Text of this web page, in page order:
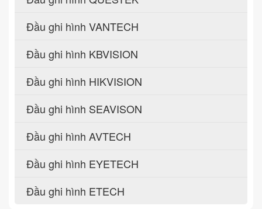
Đầu ghi hình VANTECH
Đầu ghi hình KBVISION
Đầu ghi hình HIKVISION
Đầu ghi hình SEAVISON
Đầu ghi hình AVTECH
Đầu ghi hình EYETECH
Đầu ghi hình ETECH